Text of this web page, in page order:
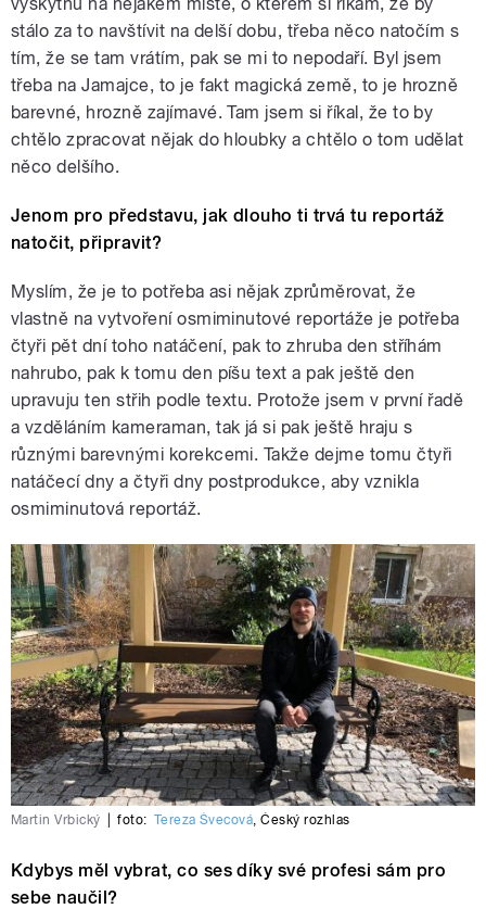
stálo za to navštívit na delší dobu, třeba něco natočím s
tím, že se tam vrátím, pak se mi to nepodaří. Byl jsem
třeba na Jamajce, to je fakt magická země, to je hrozně
barevné, hrozně zajímavé. Tam jsem si říkal, že to by
chtělo zpracovat nějak do hloubky a chtělo o tom udělat
něco delšího.
Jenom pro představu, jak dlouho ti trvá tu reportáž
natočit, připravit?
Myslím, že je to potřeba asi nějak zprůměrovat, že
vlastně na vytvoření osmiminutové reportáže je potřeba
čtyři pět dní toho natáčení, pak to zhruba den stříhám
nahrubo, pak k tomu den píšu text a pak ještě den
upravuju ten střih podle textu. Protože jsem v první řadě
a vzděláním kameraman, tak já si pak ještě hraju s
různými barevnými korekcemi. Takže dejme tomu čtyři
natáčecí dny a čtyři dny postprodukce, aby vznikla
osmiminutová reportáž.
Martin Vrbický foto: Tereza Švecová,Český rozhlas
Kdybys měl vybrat, co ses díky své profesi sám pro
sebe naučil?